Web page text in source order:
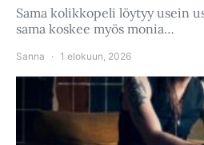
Sama kolikkopeli löytyy usein
sama koskee myös monia…
Sanna 1 elokuun, 2026